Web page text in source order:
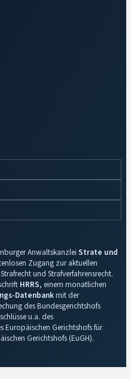
Anwaltskanzlei Strate und
Zugang zur aktuellen
und Strafverfahrensrecht.
HRRS, einem monatlichen
Datenbankmit der
des Bundesgerichtshofs
u.a. des
Europäischen Gerichtshofs für
Gerichtshofs (EuGH).